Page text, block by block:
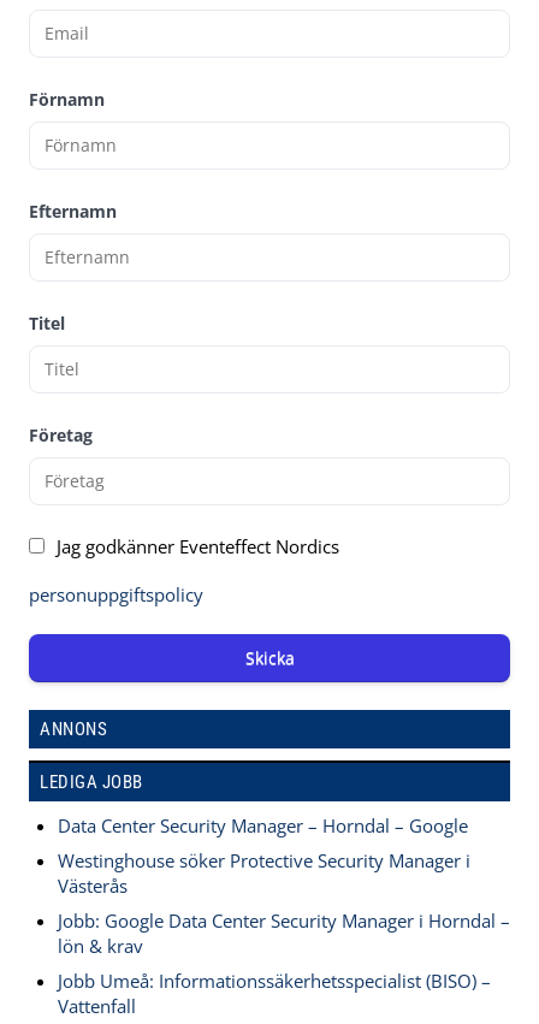
Förnamn
Efternamn
Titel
Företag
Jag godkänner Eventeffect Nordics
personuppgiftspolicy
Skicka
ANNONS
LEDIGA JOBB
Data Center Security Manager – Horndal – Google
Westinghouse söker Protective Security Manager i
Västerås
Jobb: Google Data Center Security Manager i Horndal –
lön & krav
Jobb Umeå: Informationssäkerhetsspecialist (BISO) –
Vattenfall